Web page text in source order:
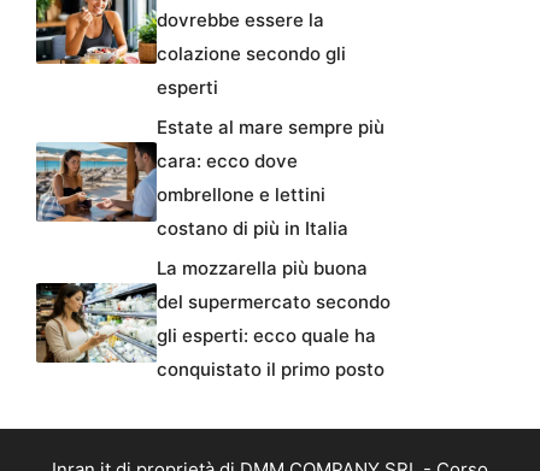
dovrebbe essere la
colazione secondo gli
esperti
Estate al mare sempre più
cara: ecco dove
ombrellone e lettini
costano di più in Italia
La mozzarella più buona
del supermercato secondo
gli esperti: ecco quale ha
conquistato il primo posto